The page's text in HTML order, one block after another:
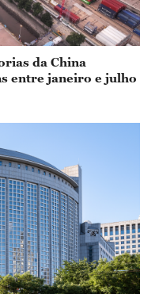
da China
entre janeiro e julho